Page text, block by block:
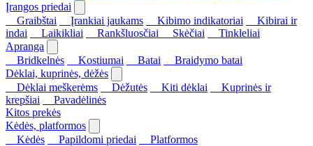
Įrangos priedai
Graibštai
Įrankiai jaukams Kibimo indikatoriai
Kibirai ir
indai
Laikikliai Rankšluosčiai Skėčiai
Tinkleliai
Apranga
Bridkelnės
Kostiumai Batai
Braidymo batai
Dėklai, kuprinės, dėžės
Dėklai meškerėms
Dėžutės Kiti dėklai
Kuprinės ir
krepšiai
Pavadėlinės
Kitos prekės
Kėdės, platformos
Kėdės
Papildomi priedai
Platformos